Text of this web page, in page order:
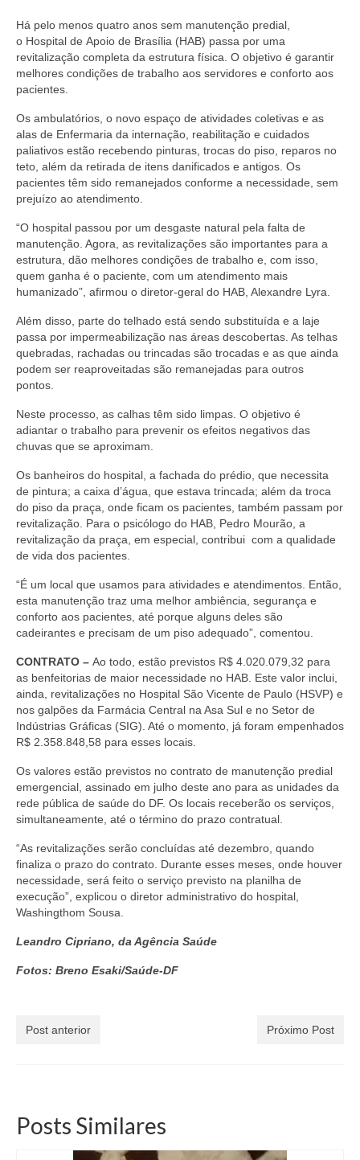
Há pelo menos quatro anos sem manutenção predial,
o Hospital de Apoio de Brasília (HAB) passa por uma
revitalização completa da estrutura física. O objetivo é garantir
melhores condições de trabalho aos servidores e conforto aos
pacientes.​
Os ambulatórios, o novo espaço de atividades coletivas e as
alas de Enfermaria da internação, reabilitação e cuidados
paliativos estão recebendo pinturas, trocas do piso, reparos no
teto, além da retirada de itens danificados e antigos. Os
pacientes têm sido remanejados conforme a necessidade, sem
prejuízo ao atendimento.
“O hospital passou por um desgaste natural pela falta de
manutenção. Agora, as revitalizações são importantes para a
estrutura, dão melhores condições de trabalho e, com isso,
quem ganha é o paciente, com um atendimento mais
humanizado”, afirmou o diretor-geral do HAB, Alexandre Lyra.
Além disso, parte do telhado está sendo substituída e a laje
passa por impermeabilização nas áreas descobertas. As telhas
quebradas, rachadas ou trincadas são trocadas e as que ainda
podem ser reaproveitadas são remanejadas para outros
pontos.
Neste processo, as calhas têm sido limpas. O objetivo é
adiantar o trabalho para prevenir os efeitos negativos das
chuvas que se aproximam.
Os banheiros do hospital, a fachada do prédio, que necessita
de pintura; a caixa d’água, que estava trincada; além da troca
do piso da praça, onde ficam os pacientes, também passam por
revitalização. Para o psicólogo do HAB, Pedro Mourão, a
revitalização da praça, em especial, contribui com a qualidade
de vida dos pacientes.
“É um local que usamos para atividades e atendimentos. Então,
esta manutenção traz uma melhor ambiência, segurança e
conforto aos pacientes, até porque alguns deles são
cadeirantes e precisam de um piso adequado”, comentou.
CONTRATO – Ao todo, estão previstos R$ 4.020.079,32 para
as benfeitorias de maior necessidade no HAB. Este valor inclui,
ainda, revitalizações no Hospital São Vicente de Paulo (HSVP) e
nos galpões da Farmácia Central na Asa Sul e no Setor de
Indústrias Gráficas (SIG). Até o momento, já foram empenhados
R$ 2.358.848,58 para esses locais.
Os valores estão previstos no contrato de manutenção predial
emergencial, assinado em julho deste ano para as unidades da
rede pública de saúde do DF. Os locais receberão os serviços,
simultaneamente, até o término do prazo contratual.
“As revitalizações serão concluídas até dezembro, quando
finaliza o prazo do contrato. Durante esses meses, onde houver
necessidade, será feito o serviço previsto na planilha de
execução”, explicou o diretor administrativo do hospital,
Washingthom Sousa.
Leandro Cipriano, da Agência Saúde
Fotos: Breno Esaki/Saúde-DF​
Post anterior Próximo Post
Posts Similares